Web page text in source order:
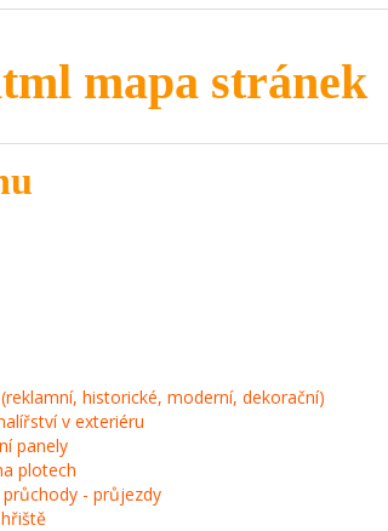
mapa stránek
historické, moderní, dekorační)
v exteriéru
panely
plotech
- průjezdy